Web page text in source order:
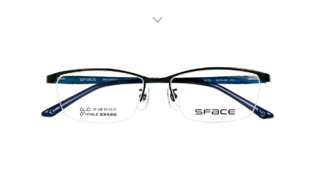
お問い合わせ・ご意見は
こちらからお願いいたします。